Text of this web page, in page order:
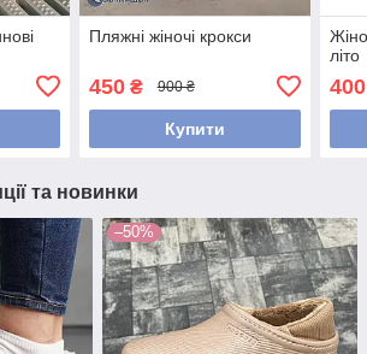
Пляжні жіночі крокси
450₴ 900 ₴
Купити
літо
400
та новинки
–50%